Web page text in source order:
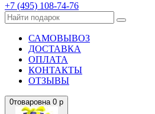
+7 (495) 108-74-76
САМОВЫВОЗ
ДОСТАВКА
ОПЛАТА
КОНТАКТЫ
ОТЗЫВЫ
0товаровна 0 р